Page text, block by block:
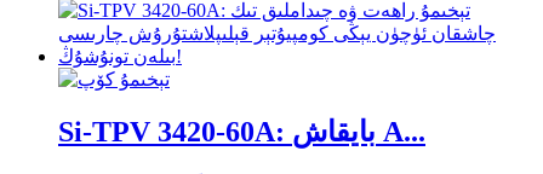
Si-TPV 3420-60A: بايقاش A...